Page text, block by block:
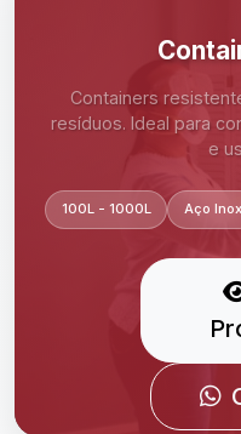
Containers
resíduos. Ideal para
e
100L - 1000L Aço Inox